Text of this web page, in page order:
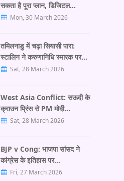
सकता है पूरा प्लान, डिजिटल…
Mon, 30 March 2026
तमिलनाडु में चढ़ा सियासी पारा:
स्टालिन ने करुणानिधि स्मारक पर…
Sat, 28 March 2026
West Asia Conflict: सऊदी के
क्राउन प्रिंस से PM मोदी…
Sat, 28 March 2026
BJP v Cong: भाजपा सांसद ने
कांग्रेस के इतिहास पर…
Fri, 27 March 2026